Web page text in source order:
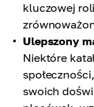
kluczowej
Ulepszony
Niektóre
swoich